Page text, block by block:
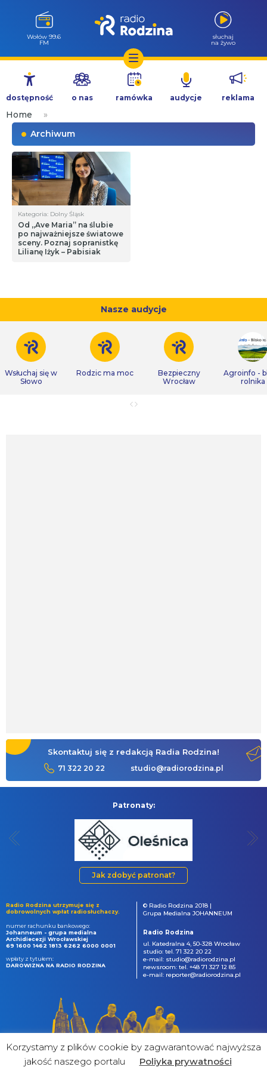
Przejdź
treści
Wołów 99.6
FM
słuchaj
na żywo
dostępność o nas ramówka audycje reklama
Home
»
Archiwum
Kategoria: Dolny Śląsk
Od „Ave Maria” na ślubie
po najważniejsze światowe
sceny. Poznaj sopranistkę
Lilianę Iżyk – Pabisiak
Nasze audycje
Wsłuchaj się w
Słowo
Rodzic ma moc
Bezpieczny
Wrocław
Agroinfo -
rolnika
Skontaktuj się z redakcją Radia Rodzina!
71 322 20 22 studio@radiorodzina.pl
Patronaty:
Jak zdobyć patronat?
Radio Rodzina utrzymuje się z
dobrowolnych wpłat radiosłuchaczy.
numer rachunku bankowego:
Johanneum - grupa medialna
Archidiecezji Wrocławskiej
69 1600 1462 1813 6262 6000 0001
wpłaty z tytułem:
DAROWIZNA NA RADIO RODZINA
© Radio Rodzina 2018 |
Grupa Medialna JOHANNEUM
Radio Rodzina
ul. Katedralna 4, 50-328 Wrocław
studio: tel. 71 322 20 22
e-mail: studio@radiorodzina.pl
newsroom: tel. +48 71 327 12 85
e-mail: reporter@radiorodzina.pl
Korzystamy z plików cookie by zagwarantować najwyższa
jakość naszego portalu
Poliyka prywatności